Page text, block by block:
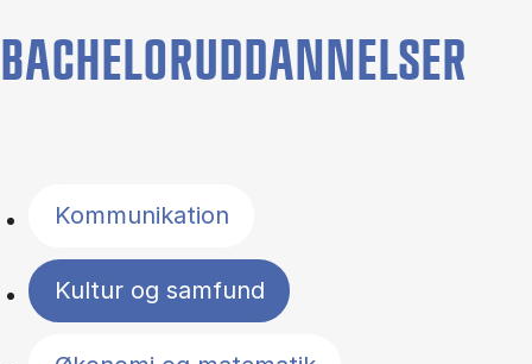
BACHELORUDDANNELSER
Kommunikation
Kultur og samfund